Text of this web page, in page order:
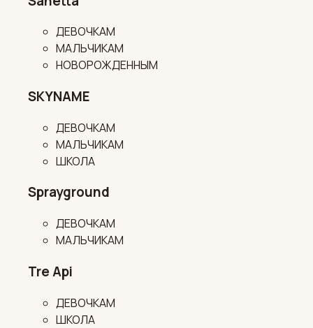
ДЕВОЧКАМ
МАЛЬЧИКАМ
НОВОРОЖДЕННЫМ
SKYNAME
ДЕВОЧКАМ
МАЛЬЧИКАМ
ШКОЛА
Sprayground
ДЕВОЧКАМ
МАЛЬЧИКАМ
Tre Api
ДЕВОЧКАМ
ШКОЛА